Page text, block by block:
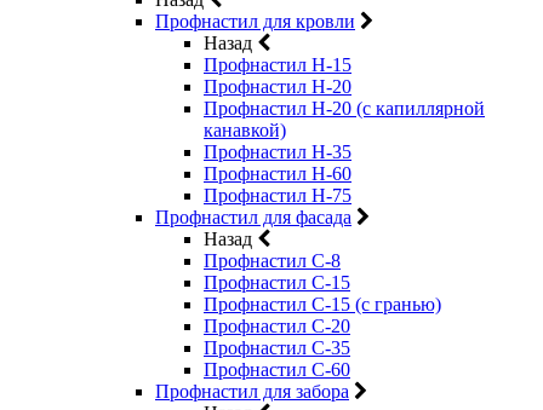
Профнастил для кровли
Назад
Профнастил Н-15
Профнастил Н-20
Профнастил Н-20 (с капиллярной
канавкой)
Профнастил Н-35
Профнастил Н-60
Профнастил Н-75
Профнастил для фасада
Назад
Профнастил С-8
Профнастил С-15
Профнастил С-15 (с гранью)
Профнастил С-20
Профнастил С-35
Профнастил С-60
Профнастил для забора